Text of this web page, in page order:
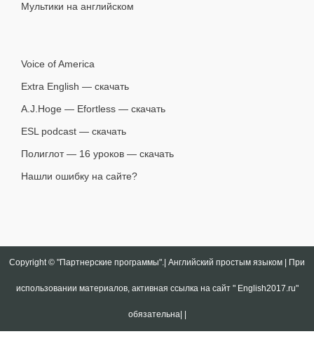
Мультики на английском
Voice of America
Extra English — скачать
A.J.Hoge — Efortless — скачать
ESL podcast — скачать
Полиглот — 16 уроков — скачать
Нашли ошибку на сайте?
Copyright © "Партнерские программы".| Английский простым языком | При
использовании материалов, активная ссылка на сайт " English2017.ru"
обязательна|